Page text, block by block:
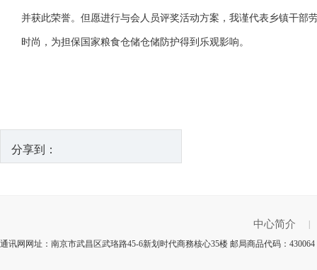
并获此荣誉。但愿进行与会人员评奖活动方案，我谨代表乡镇干
时尚，为担保国家粮食仓储仓储防护得到乐观影响。
分享到：
中心简介
通讯网网址：南京市武昌区武珞路45-6新划时代商務核心35楼 邮局商品代码：